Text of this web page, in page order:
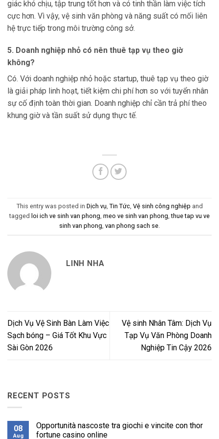
giác khó chịu, tập trung tốt hơn và có tinh thần làm việc tích
cực hơn. Vì vậy, vệ sinh văn phòng và năng suất có mối liên
hệ trực tiếp trong môi trường công sở.
5. Doanh nghiệp nhỏ có nên thuê tạp vụ theo giờ
không?
Có. Với doanh nghiệp nhỏ hoặc startup, thuê tạp vụ theo giờ
là giải pháp linh hoạt, tiết kiệm chi phí hơn so với tuyển nhân
sự cố định toàn thời gian. Doanh nghiệp chỉ cần trả phí theo
khung giờ và tần suất sử dụng thực tế.
This entry was posted in Dịch vụ, Tin Tức, Vệ sinh công nghiệp and
tagged loi ich ve sinh van phong, meo ve sinh van phong,thue tap vu ve
sinh van phong, van phong sach se.
LINH NHA
Dịch Vụ Vệ Sinh Bàn Làm Việc
Sạch bóng – Giá Tốt Khu Vực
Sài Gòn 2026
Vệ sinh Nhân Tâm: Dịch Vụ
Tạp Vụ Văn Phòng Doanh
Nghiệp Tin Cậy 2026
RECENT POSTS
08
Aug
Opportunità nascoste tra giochi e vincite con thor
fortune casino online